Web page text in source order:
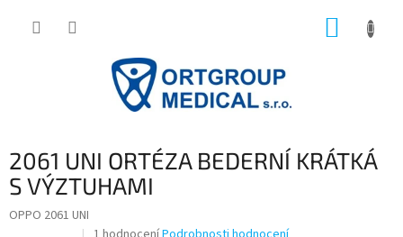
2061 UNI ORTÉZA BEDERNÍ KRÁTKÁ
S VÝZTUHAMI
OPPO 2061 UNI
Průměrné